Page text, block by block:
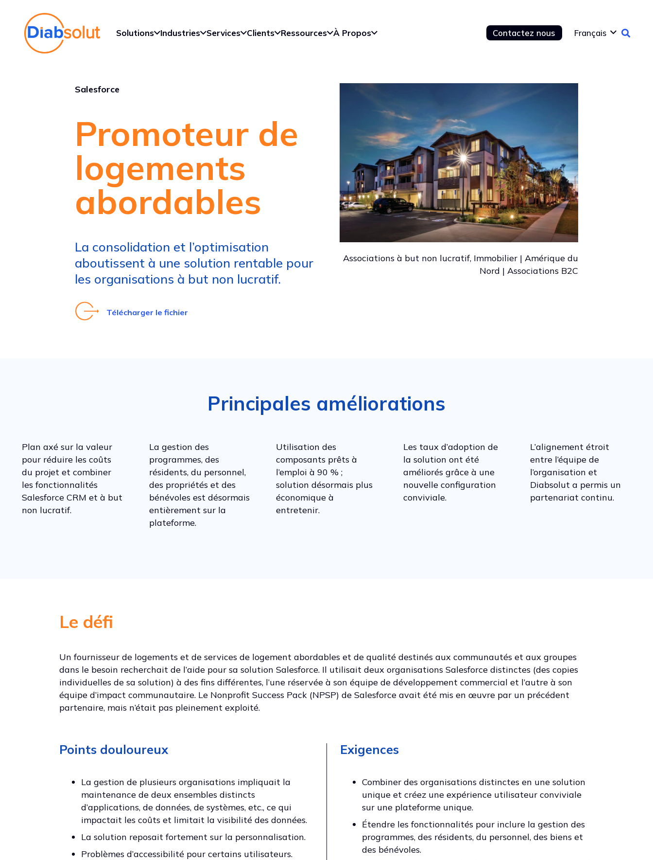
Solutions Industries Services Clients Ressources À Propos Contactez nous Français
Salesforce
Promoteur de
logements
abordables
La consolidation et l’optimisation
aboutissent à une solution rentable pour
les organisations à but non lucratif.
Télécharger le fichier
Associations à but non lucratif, Immobilier | Amérique du
Nord | Associations B2C
Principales améliorations
Plan axé sur la valeur
pour réduire les coûts
du projet et combiner
les fonctionnalités
Salesforce CRM et à but
non lucratif.
La gestion des
programmes, des
résidents, du personnel,
des propriétés et des
bénévoles est désormais
entièrement sur la
plateforme.
Utilisation des
composants prêts à
l’emploi à 90 % ;
solution désormais plus
économique à
entretenir.
Les taux d’adoption de
la solution ont été
améliorés grâce à une
nouvelle configuration
conviviale.
L’alignement étroit
entre l’équipe de
l’organisation et
Diabsolut a permis un
partenariat continu.
Le défi
Un fournisseur de logements et de services de logement abordables et de qualité destinés aux communautés et aux groupes
dans le besoin recherchait de l’aide pour sa solution Salesforce. Il utilisait deux organisations Salesforce distinctes (des copies
individuelles de sa solution) à des fins différentes, l’une réservée à son équipe de développement commercial et l’autre à son
équipe d’impact communautaire. Le Nonprofit Success Pack (NPSP) de Salesforce avait été mis en œuvre par un précédent
partenaire, mais n’était pas pleinement exploité.
Points douloureux
La gestion de plusieurs organisations impliquait la
maintenance de deux ensembles distincts
d’applications, de données, de systèmes, etc., ce qui
impactait les coûts et limitait la visibilité des données.
La solution reposait fortement sur la personnalisation.
Problèmes d’accessibilité pour certains utilisateurs.
Exigences
Combiner des organisations distinctes en une solution
unique et créez une expérience utilisateur conviviale
sur une plateforme unique.
Étendre les fonctionnalités pour inclure la gestion des
programmes, des résidents, du personnel, des biens et
des bénévoles.